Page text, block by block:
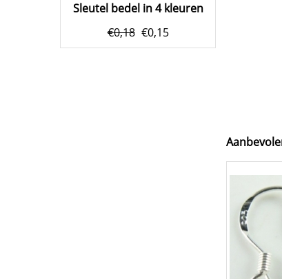
Sleutel bedel in 4 kleuren
€0,18 €0,15